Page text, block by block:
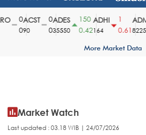
ACST
90
ADES
35550
150
0.42
ADHI
164
0.61
ADMF
8225
More Market Data
Market Watch
Last updated : 03.18 WIB | 24/07/2026